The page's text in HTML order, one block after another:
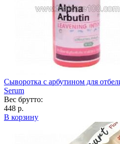
Сыворотка с арбутином для
Serum
Вес брутто:
448 р.
В корзину